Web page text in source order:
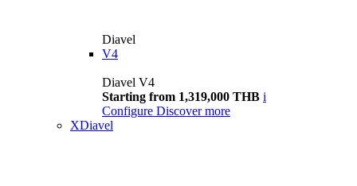
Diavel
V4
Diavel V4
Starting from 1,319,000 THB i
Configure Discover more
XDiavel